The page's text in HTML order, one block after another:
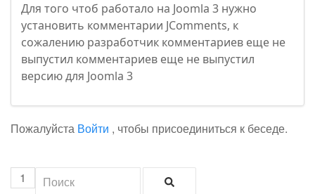
Для того чтоб работало на Joomla 3 нужно
установить комментарии JComments, к
сожалению разработчик комментариев еще не
выпустил комментариев еще не выпустил
версию для Joomla 3
Пожалуйста Войти , чтобы присоединиться к беседе.
1